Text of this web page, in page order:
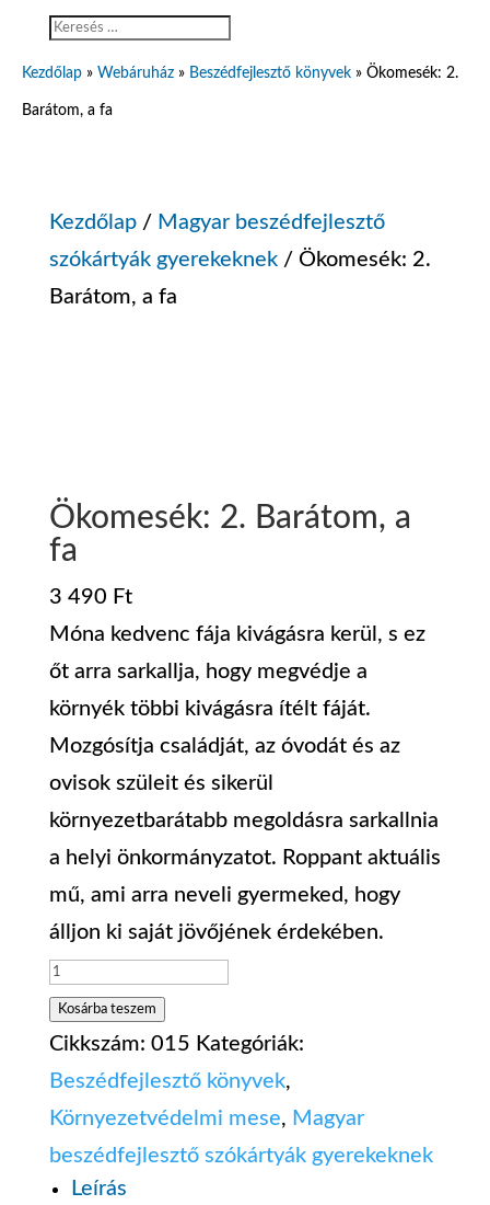
Kezdőlap » Webáruház » Beszédfejlesztő könyvek » Ökomesék: 2.
Barátom, a fa
Kezdőlap/ Magyar beszédfejlesztő
szókártyák gyerekeknek/ Ökomesék: 2.
Barátom, a fa
Ökomesék: 2. Barátom, a
fa
3 490 Ft
Móna kedvenc fája kivágásra kerül, s ez
őt arra sarkallja, hogy megvédje a
környék többi kivágásra ítélt fáját.
Mozgósítja családját, az óvodát és az
ovisok szüleit és sikerül
környezetbarátabb megoldásra sarkallnia
a helyi önkormányzatot. Roppant aktuális
mű, ami arra neveli gyermeked, hogy
álljon ki saját jövőjének érdekében.
Ökomesék:
2.
Barátom,
a
fa
mennyiség
Kosárba teszem
Cikkszám: 015 Kategóriák:
Beszédfejlesztő könyvek,
Környezetvédelmi mese, Magyar
beszédfejlesztő szókártyák gyerekeknek
Leírás